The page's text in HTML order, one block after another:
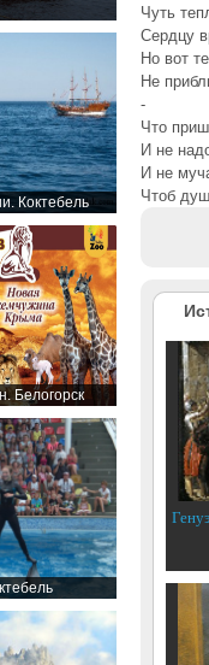
Коктебель
Белогорск
Чуть
Сердцу
Но вот
Не
-
Что
И не
И не
Чтоб